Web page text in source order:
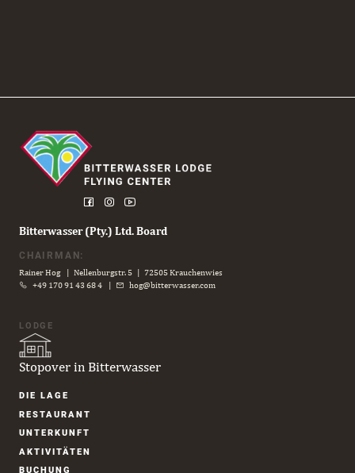
Bitterwasser (Pty.) Ltd. Board
CHAIRMAN:
Rainer Hog | Nellenburgstr. 5 | 72505 Krauchenwies
+49 170 91 43 68 4 | hog@bitterwasser.com
LODGE
Stopover in Bitterwasser
Navigation
DIE LAGE
RESTAURANT
UNTER­KUNFT
AKTIVITÄTEN
BUCHUNG